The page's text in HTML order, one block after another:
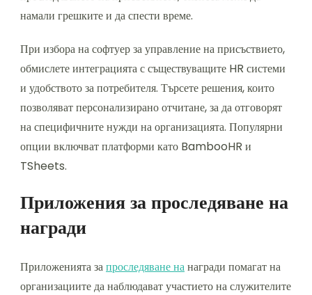
намали грешките и да спести време.
При избора на софтуер за управление на присъствието,
обмислете интеграцията с съществуващите HR системи
и удобството за потребителя. Търсете решения, които
позволяват персонализирано отчитане, за да отговорят
на специфичните нужди на организацията. Популярни
опции включват платформи като BambooHR и
TSheets.
Приложения за проследяване на
награди
Приложенията запроследяване нанагради помагат на
организациите да наблюдават участието на служителите